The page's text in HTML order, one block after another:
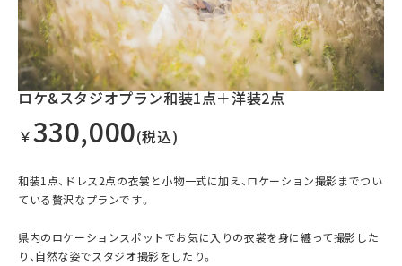
ロケ&スタジオプラン和装1点＋洋装2点
￥330,000(税込)
和装1点、ドレス2点の衣裳と小物一式に加え、ロケーション撮影までつい
ている贅沢なプランです。
県内のロケーションスポットでお気に入りの衣裳を身に纏って撮影した
り、自然な姿でスタジオ撮影をしたり。